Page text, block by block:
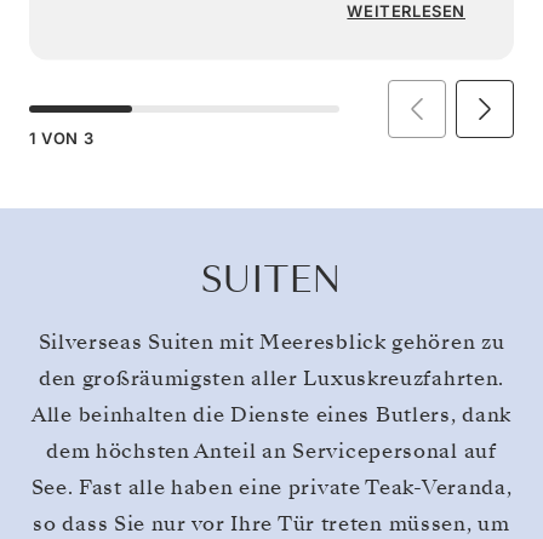
WEITERLESEN
1 VON 3
SUITEN
Silverseas Suiten mit Meeresblick gehören zu
den großräumigsten aller Luxuskreuzfahrten.
Alle beinhalten die Dienste eines Butlers, dank
dem höchsten Anteil an Servicepersonal auf
See. Fast alle haben eine private Teak-Veranda,
so dass Sie nur vor Ihre Tür treten müssen, um